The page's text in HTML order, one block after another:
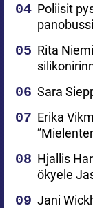
Poliisit
Rita
Sara
Erika
Hjallis
ökyele
Jani